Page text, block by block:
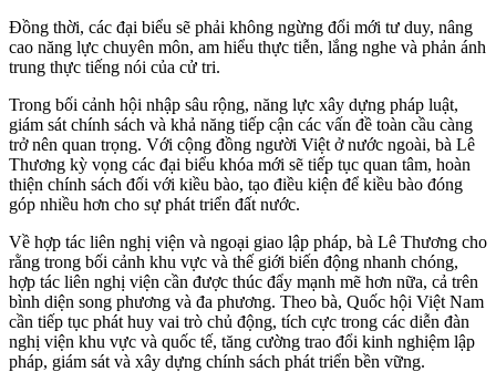
Đồng thời, các đại biểu sẽ phải không ngừng đổi mới tư duy, nâng
cao năng lực chuyên môn, am hiểu thực tiễn, lắng nghe và phản ánh
trung thực tiếng nói của cử tri.
Trong bối cảnh hội nhập sâu rộng, năng lực xây dựng pháp luật,
giám sát chính sách và khả năng tiếp cận các vấn đề toàn cầu càng
trở nên quan trọng. Với cộng đồng người Việt ở nước ngoài, bà Lê
Thương kỳ vọng các đại biểu khóa mới sẽ tiếp tục quan tâm, hoàn
thiện chính sách đối với kiều bào, tạo điều kiện để kiều bào đóng
góp nhiều hơn cho sự phát triển đất nước.
Về hợp tác liên nghị viện và ngoại giao lập pháp, bà Lê Thương cho
rằng trong bối cảnh khu vực và thế giới biến động nhanh chóng,
hợp tác liên nghị viện cần được thúc đẩy mạnh mẽ hơn nữa, cả trên
bình diện song phương và đa phương. Theo bà, Quốc hội Việt Nam
cần tiếp tục phát huy vai trò chủ động, tích cực trong các diễn đàn
nghị viện khu vực và quốc tế, tăng cường trao đổi kinh nghiệm lập
pháp, giám sát và xây dựng chính sách phát triển bền vững.